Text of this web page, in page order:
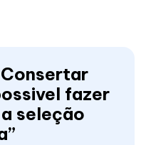
fazer
seleção